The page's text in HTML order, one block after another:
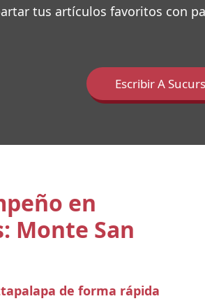
tus artículos favoritos con
Escribir A
en
Monte San
de forma rápida